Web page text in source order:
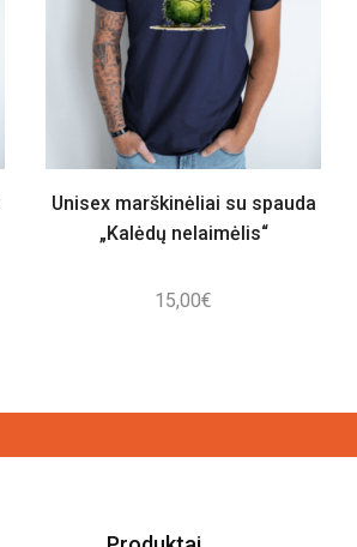
Unisex marškinėliai su spauda
„Kalėdų nelaimėlis“
15,00€